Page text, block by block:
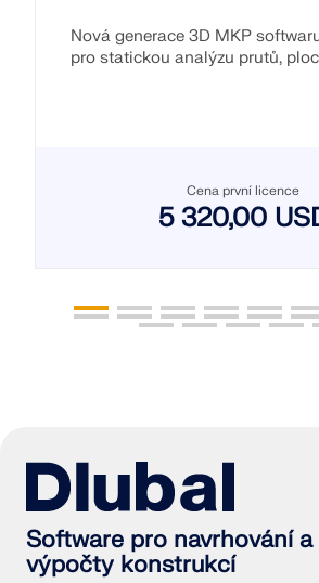
Nová generace 3D MKP
pro statickou analýzu prutů,
Cena první licence
5 320,00
Software pro navrhování
výpočty konstrukcí